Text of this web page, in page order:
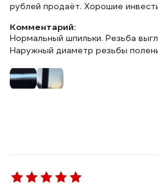
рублей продаёт. Хорошие
Комментарий:
Нормальный шпильки. Резьба
Наружный диаметр резьбы